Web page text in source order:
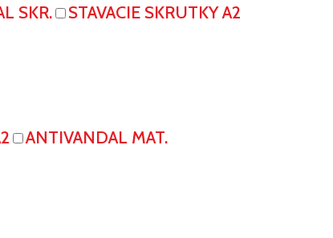
SKR.
STAVACIE SKRUTKY A2
ANTIVANDAL MAT.